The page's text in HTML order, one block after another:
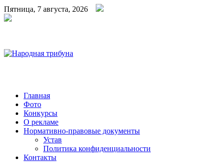
Пятница, 7 августа, 2026
Народная трибуна
Калининская районная газета
Главная
Фото
Конкурсы
О рекламе
Нормативно-правовые документы
Устав
Политика конфиденциальности
Контакты